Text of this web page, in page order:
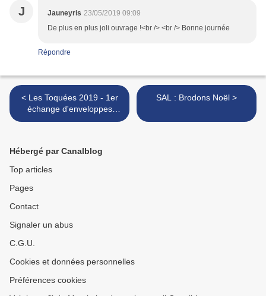
J Jauneyris 23/05/2019 09:09
De plus en plus joli ouvrage !<br /> <br /> Bonne journée
Répondre
< Les Toquées 2019 - 1er
échange d'enveloppes
brodées
SAL : Brodons Noël >
Hébergé par Canalblog
Top articles
Pages
Contact
Signaler un abus
C.G.U.
Cookies et données personnelles
Préférences cookies